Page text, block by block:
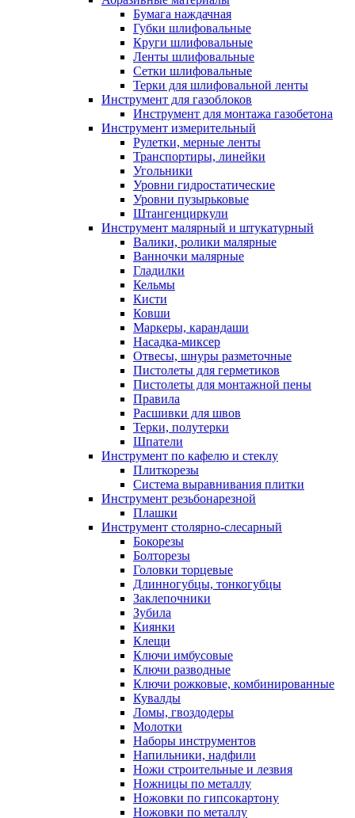
Бумага наждачная
Губки шлифовальные
Круги шлифовальные
Ленты шлифовальные
Сетки шлифовальные
Терки для шлифовальной ленты
Инструмент для газоблоков
Инструмент для монтажа газобетона
Инструмент измерительный
Рулетки, мерные ленты
Транспортиры, линейки
Угольники
Уровни гидростатические
Уровни пузырьковые
Штангенциркули
Инструмент малярный и штукатурный
Валики, ролики малярные
Ванночки малярные
Гладилки
Кельмы
Кисти
Ковши
Маркеры, карандаши
Насадка-миксер
Отвесы, шнуры разметочные
Пистолеты для герметиков
Пистолеты для монтажной пены
Правила
Расшивки для швов
Терки, полутерки
Шпатели
Инструмент по кафелю и стеклу
Плиткорезы
Система выравнивания плитки
Инструмент резьбонарезной
Плашки
Инструмент столярно-слесарный
Бокорезы
Болторезы
Головки торцевые
Длинногубцы, тонкогубцы
Заклепочники
Зубила
Киянки
Клещи
Ключи имбусовые
Ключи разводные
Ключи рожковые, комбинированные
Кувалды
Ломы, гвоздодеры
Молотки
Наборы инструментов
Напильники, надфили
Ножи строительные и лезвия
Ножницы по металлу
Ножовки по гипсокартону
Ножовки по металлу